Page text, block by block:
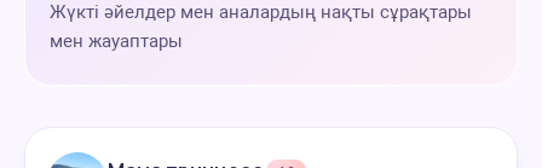
Жүкті әйелдер мен аналардың нақты сұрақтары
мен жауаптары